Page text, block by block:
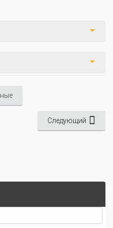
Следующий